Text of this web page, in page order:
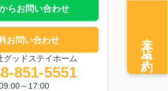
らお問い合わせ
お問い合わせ
グッドステイホーム
851-5551
～17:00
来店予約